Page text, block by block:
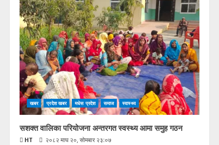
खबर प्रदेश खबर मधेस प्रदेश समाज स्वास्थ्य
सशक्त वालिका परियोजना अन्तरगत स्वस्थ्य आमा समुह गठन
HT २०८२ माघ २०, सोमबार २३:०७